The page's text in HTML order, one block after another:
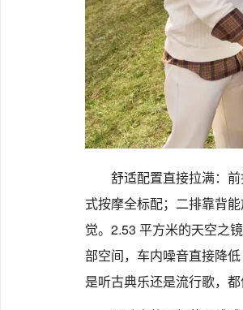
舒适配置直接拉满：
式按摩全标配；二排靠背
觉。2.53 平方米的天空之
部空间，车内噪音直接降
是听古典乐还是流行歌，